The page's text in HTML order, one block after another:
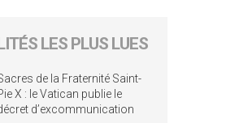
LES PLUS LUES
de la Fraternité Saint-
X : le Vatican publie le
d’excommunication